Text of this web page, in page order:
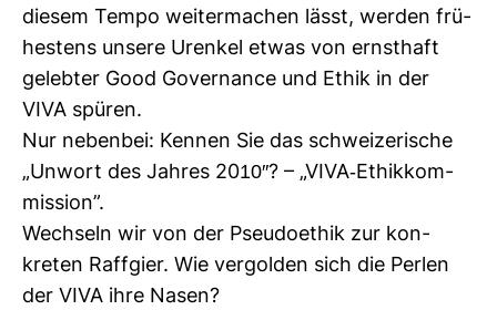
diesem Tempo wei­ter­ma­chen lässt, werden frü­
hes­tens unsere Urenkel etwas von ernst­haft
gelebter Good Gover­nance und Ethik in der
VIVA spüren.
Nur nebenbei: Kennen Sie das schwei­ze­ri­sche
„Unwort des Jahres 2010″? – „VIVA-​Ethik­kom­
mis­sion”.
Wech­seln wir von der Pseu­do­ethik zur kon­
kreten Raff­gier. Wie ver­golden sich die Perlen
der VIVA ihre Nasen?